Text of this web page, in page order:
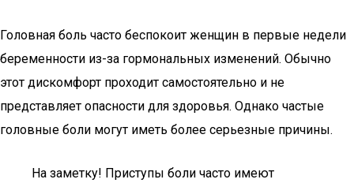
Головная боль часто беспокоит женщин в первые недели
беременности из-за гормональных изменений. Обычно
этот дискомфорт проходит самостоятельно и не
представляет опасности для здоровья. Однако частые
головные боли могут иметь более серьезные причины.
На заметку! Приступы боли часто имеют